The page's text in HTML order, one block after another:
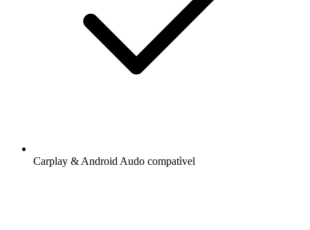
Carplay & Android Audo compatìvel